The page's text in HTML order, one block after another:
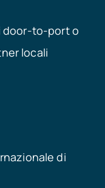
door-to-port o
locali
di